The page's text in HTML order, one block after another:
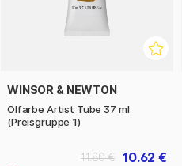
WINSOR & NEWTON
Ölfarbe Artist Tube 37 ml
(Preisgruppe 1)
10.62 €
11.80 €